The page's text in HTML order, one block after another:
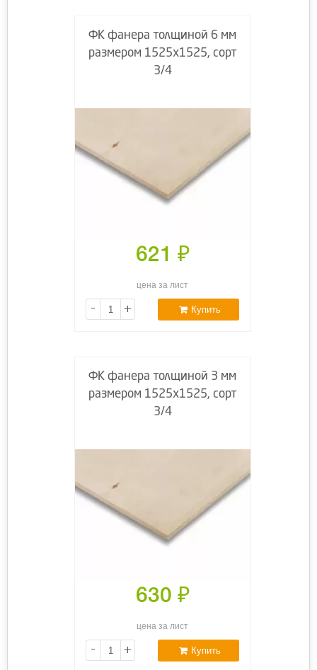
ФК фанера толщиной 6 мм
размером 1525х1525, сорт
3/4
621 ₽
цена за лист
- + Купить
ФК фанера толщиной 3 мм
размером 1525х1525, сорт
3/4
630 ₽
цена за лист
- + Купить